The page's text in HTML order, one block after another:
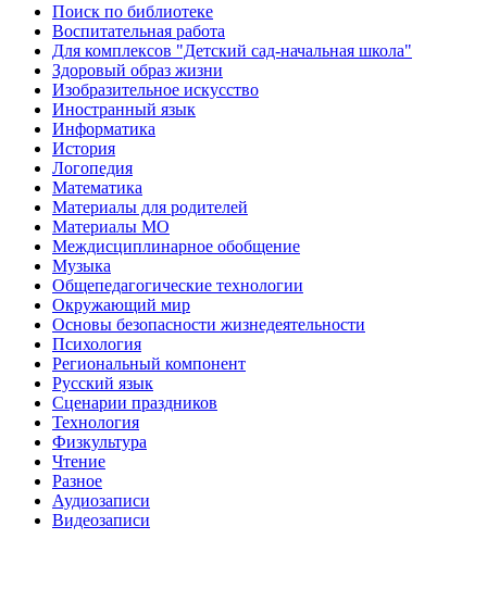
Поиск по библиотеке
Воспитательная работа
Для комплексов "Детский сад-начальная школа"
Здоровый образ жизни
Изобразительное искусство
Иностранный язык
Информатика
История
Логопедия
Математика
Материалы для родителей
Материалы МО
Междисциплинарное обобщение
Музыка
Общепедагогические технологии
Окружающий мир
Основы безопасности жизнедеятельности
Психология
Региональный компонент
Русский язык
Сценарии праздников
Технология
Физкультура
Чтение
Разное
Аудиозаписи
Видеозаписи